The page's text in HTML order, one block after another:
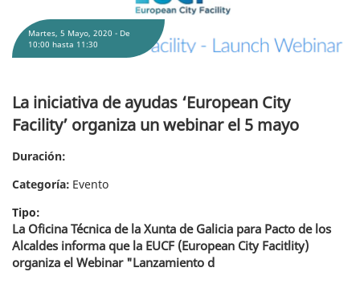
La iniciativa de ayudas ‘European City
Facility’ organiza un webinar el 5 mayo
Duración:
Categoría: Evento
Tipo:
La Oficina Técnica de la Xunta de Galicia para Pacto de los
Alcaldes informa que la EUCF (European City Facitlity)
organiza el Webinar "Lanzamiento d
Martes, 5 Mayo, 2020 - De
10:00 hasta 11:30